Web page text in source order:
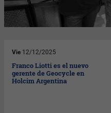
Vie 12/12/2025
Franco Liotti es el nuevo
gerente de Geocycle en
Holcim Argentina